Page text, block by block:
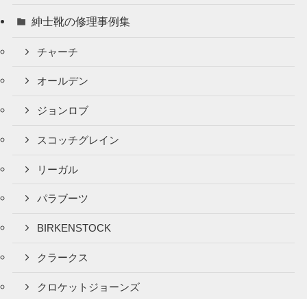
紳士靴の修理事例集
チャーチ
オールデン
ジョンロブ
スコッチグレイン
リーガル
パラブーツ
BIRKENSTOCK
クラークス
クロケットジョーンズ